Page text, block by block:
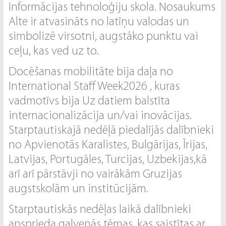
Informācijas tehnoloģiju skola. Nosaukums
Alte ir atvasināts no latīņu valodas un
simbolizē virsotni, augstāko punktu vai
ceļu, kas ved uz to.
Docēšanas mobilitāte bija daļa no
International Staff Week2026 , kuras
vadmotīvs bija Uz datiem balstīta
internacionalizācija un/vai inovācijas.
Starptautiskajā nedēļā piedalījās dalībnieki
no Apvienotās Karalistes, Bulgārijas, Īrijas,
Latvijas, Portugāles, Turcijas, Uzbekijas,kā
arī arī pārstāvji no vairākām Gruzijas
augstskolām un institūcijām.
Starptautiskās nedēļas laikā dalībnieki